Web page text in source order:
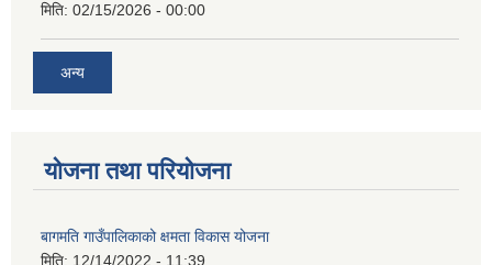
मिति: 02/15/2026 - 00:00
अन्य
योजना तथा परियोजना
बागमति गाउँपालिकाको क्षमता विकास योजना
मिति: 12/14/2022 - 11:39